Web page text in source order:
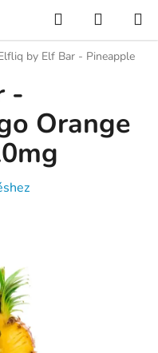
KeresésKOSÁR
by Elf Bar - Pineapple
-
Orange